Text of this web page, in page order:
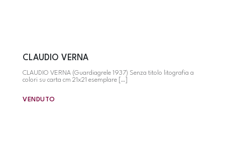
CLAUDIO VERNA
CLAUDIO VERNA (Guardiagrele 1937) Senza titolo litografia a
colori su carta cm 21x21 esemplare [..]
VENDUTO